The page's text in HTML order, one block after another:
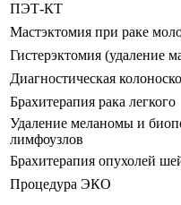
ПЭТ-КТ
Мастэктомия при раке
Гистерэктомия (удаление
Диагностическая
Брахитерапия рака легкого
Удаление меланомы и
лимфоузлов
Брахитерапия опухолей
Процедура ЭКО